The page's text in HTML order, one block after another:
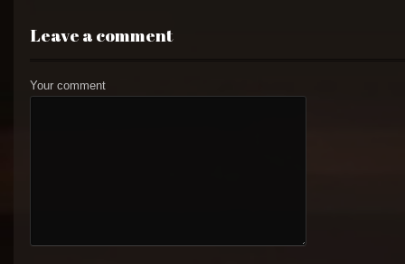
Leave a comment
Your comment